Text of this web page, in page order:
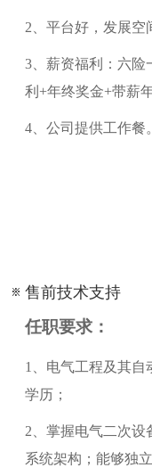
2 平台好，发展空
3、 薪资福利：六险
利+年终奖金+带薪
4、 公司提供工作餐。
售前技术支持
任职要求：
1
、电气工程及其
学历；
2、掌握电气二次设
系统架构；能够独